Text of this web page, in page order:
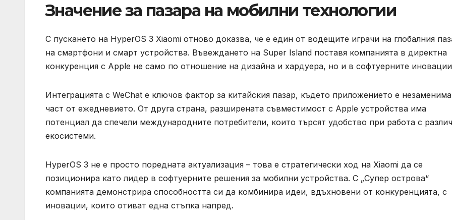
Значение за пазара на мобилни технологии
С пускането на HyperOS 3 Xiaomi отново доказва, че е един от водещите играчи на глобалния
на смартфони и смарт устройства. Въвеждането на Super Island поставя компанията в директна
конкуренция с Apple не само по отношение на дизайна и хардуера, но и в софтуерните
Интеграцията с WeChat е ключов фактор за китайския пазар, където приложението е незаменима
част от ежедневието. От друга страна, разширената съвместимост с Apple устройства има
потенциал да спечели международните потребители, които търсят удобство при работа с
екосистеми.
HyperOS 3 не е просто поредната актуализация – това е стратегически ход на Xiaomi да се
позиционира като лидер в софтуерните решения за мобилни устройства. С „Супер острова“
компанията демонстрира способността си да комбинира идеи, вдъхновени от конкуренцията, с
иновации, които отиват една стъпка напред.